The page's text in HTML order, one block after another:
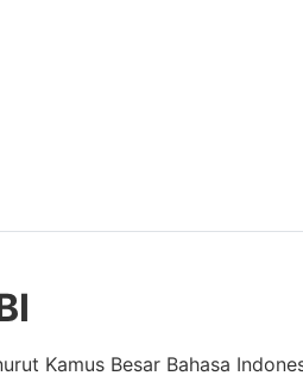
Kamus Besar Bahasa